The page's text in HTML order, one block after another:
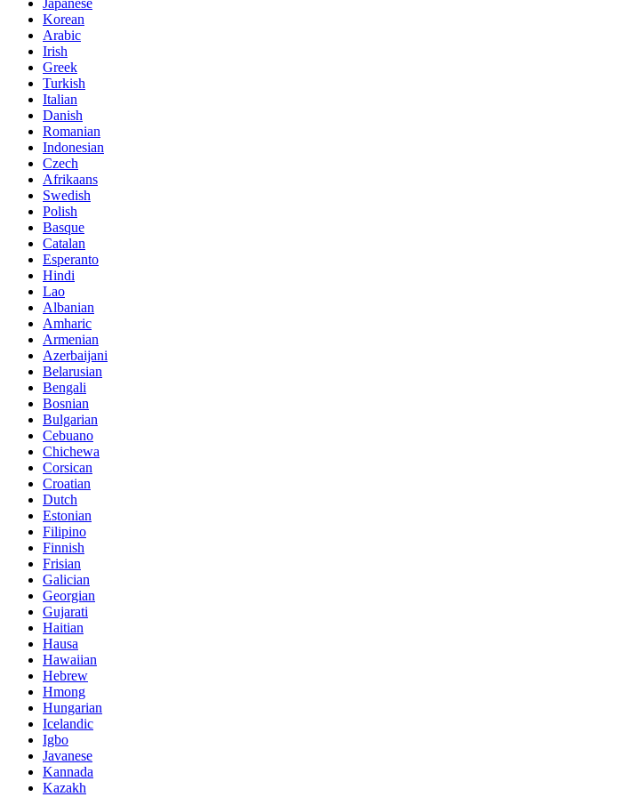
Korean
Arabic
Irish
Greek
Turkish
Italian
Danish
Romanian
Indonesian
Czech
Afrikaans
Swedish
Polish
Basque
Catalan
Esperanto
Hindi
Lao
Albanian
Amharic
Armenian
Azerbaijani
Belarusian
Bengali
Bosnian
Bulgarian
Cebuano
Chichewa
Corsican
Croatian
Dutch
Estonian
Filipino
Finnish
Frisian
Galician
Georgian
Gujarati
Haitian
Hausa
Hawaiian
Hebrew
Hmong
Hungarian
Icelandic
Igbo
Javanese
Kannada
Kazakh